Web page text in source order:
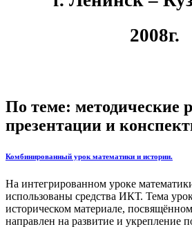
2008г.
По теме: методические
презентации и
Комбинированный урок математики и истории.
На интегрированном уроке
использованы средства ИКТ. Тема
историческом материале,
направлен на развитие и укрепление